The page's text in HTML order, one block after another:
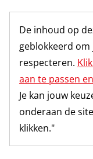
De inhoud op
geblokkeerd
respecteren.
aan te passen
Je kan jouw
onderaan de
klikken."